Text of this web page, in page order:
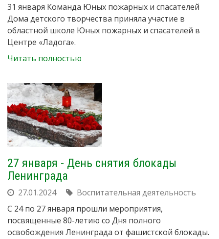
31 января Команда Юных пожарных и спасателей
Дома детского творчества приняла участие в
областной школе Юных пожарных и спасателей в
Центре «Ладога».
Читать полностью
27 января - День снятия блокады
Ленинграда
27.01.2024
Воспитательная деятельность
С 24 по 27 января прошли мероприятия,
посвященные 80-летию со Дня полного
освобождения Ленинграда от фашистской блокады.